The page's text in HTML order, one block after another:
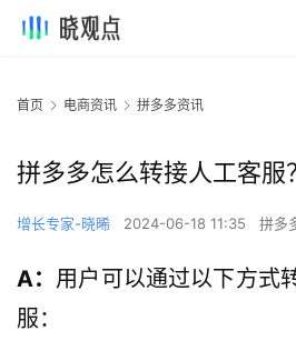
首页 电商资讯 拼多多资讯
拼多多怎么转接人工客服？
增长专家-晓晞 2024-06-18 11:35 拼多
A： 用户可以通过以下方式
服：